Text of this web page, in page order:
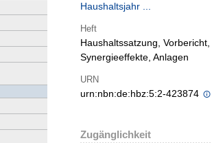
Haushaltsjahr ...
Heft
Haushaltssatzung, Vorbericht,
Synergieeffekte, Anlagen
URN
urn:nbn:de:hbz:5:2-423874
Zugänglichkeit